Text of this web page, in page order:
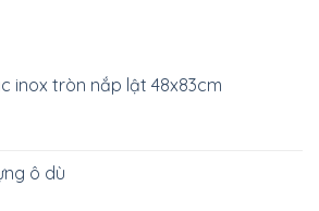
inox tròn nắp lật 48x83cm
ô dù